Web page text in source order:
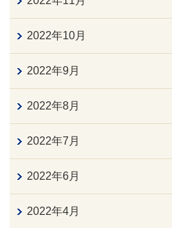
2022年10月
2022年9月
2022年8月
2022年7月
2022年6月
2022年4月